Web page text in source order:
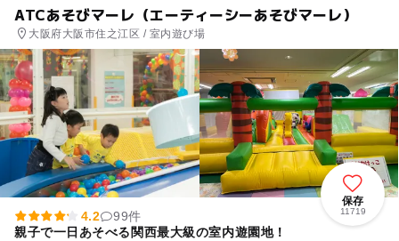
ATCあそびマーレ（エーティーシーあそびマーレ）
大阪府大阪市住之江区 / 室内遊び場
保存
11719
4.2
99件
親子で一日あそべる関西最大級の室内遊園地！